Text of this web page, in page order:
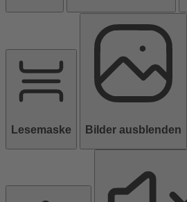
Lesemaske Bilder ausblenden